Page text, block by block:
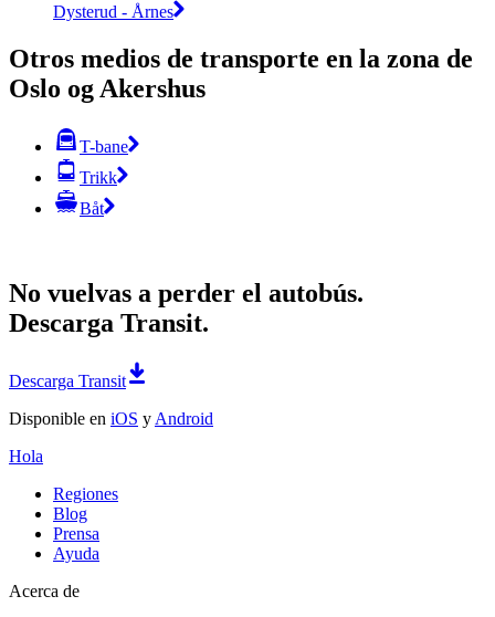
Dysterud - Årnes
Otros medios de transporte en la zona de
Oslo og Akershus
T-bane
Trikk
Båt
No vuelvas a perder el autobús.
Descarga Transit.
Descarga Transit
Disponible en iOS y Android
Hola
Regiones
Blog
Prensa
Ayuda
Acerca de